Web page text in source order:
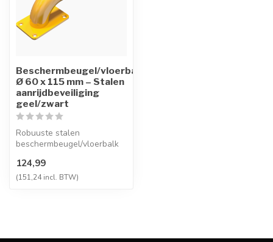
Beschermbeugel/vloerbalk
Ø 60 x 115 mm – Stalen
aanrijdbeveiliging
geel/zwart
Robuuste stalen
beschermbeugel/vloerbalk
geel/zwart – ideaal al...
124,99
(151,24 incl. BTW)